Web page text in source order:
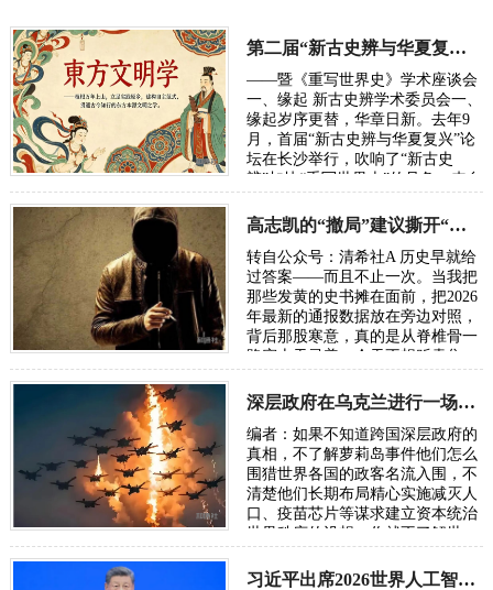
第二届“新古史辨与华夏复兴”学术研讨会定于10月长沙举行
——暨《重写世界史》学术座谈会
一、缘起 新古史辨学术委员会一、
缘起岁序更替，华章日新。去年9
月，首届“新古史辨与华夏复兴”论
坛在长沙举行，吹响了“新古史
辨”加快“重写世界史”的号角。来自
在反思百年“…
高志凯的“撤局”建议撕开“以夷灭华”的百年剧本
转自公众号：清希社A 历史早就给
过答案——而且不止一次。当我把
那些发黄的史书摊在面前，把2026
年最新的通报数据放在旁边对照，
背后那股寒意，真的是从脊椎骨一
路窜上天灵盖。今天不想贩卖焦
算清楚。因为…
深层政府在乌克兰进行一场“地狱级大实验”，骗了全世界
编者：如果不知道跨国深层政府的
真相，不了解萝莉岛事件他们怎么
围猎世界各国的政客名流入围，不
清楚他们长期布局精心实施减灭人
口、疫苗芯片等谋求建立资本统治
世界秩序的设想，你就不了解世
眼联盟国家…
习近平出席2026世界人工智能大会呼吁携手构建公正合理的全球人工智能治理体系